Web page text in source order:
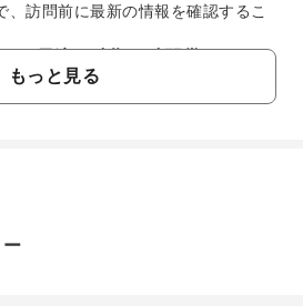
、訪問前に最新の情報を確認するこ
に最適な時期や時間帯はいつで
時期は、比較的雨が少なく天候が安
る日没前です。干潮時であれば、さ
ます。
歩道を散策しながら広大な湿地生態
もっと見る
背景と現在の用途は何です